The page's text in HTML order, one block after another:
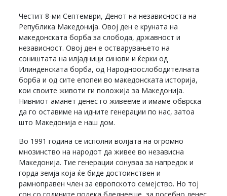
Честит 8-ми Септември, Денот на независноста на
Република Македонија. Овој ден е круната на
македонската борба за слобода, државност и
независност. Овој ден е остварувањето на
соништата на илјадници синови и ќерки од
Илинденската борба, од Народноослободителната
борба и од сите епопеи во македонската историја,
кои своите животи ги положија за Македонија.
Нивниот аманет денес го живееме и имаме обврска
да го оставиме на идните генерации по нас, затоа
што Македонија е наш дом.
Во 1991 година се исполни волјата на огромно
мнозинство на народот да живее во независна
Македонија. Тие генерации сонуваа за напредок и
горда земја која ќе биде достоинствен и
рамноправен член за европското семејство. Но тој